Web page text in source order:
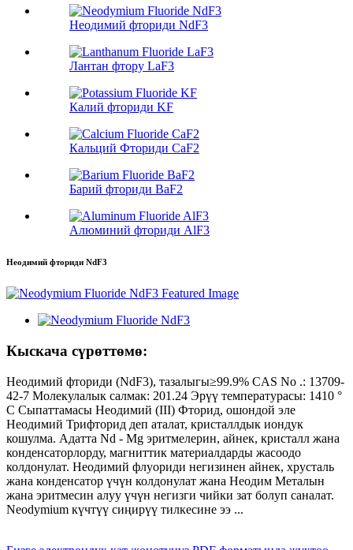
Неодимий фториди NdF3
Лантан фтору LaF3
Калий фториди KF
Кальций Фториди CaF2
Барий фториди BaF2
Алюминий фториди AlF3
Неодимий фториди NdF3
Кыскача сүрөттөмө:
Неодимий фториди (NdF3), тазалыгы≥99.9% CAS No .: 13709-
42-7 Молекулалык салмак: 201.24 Эрүү температурасы: 1410 °
C Сыпаттамасы Неодимий (III) Фторид, ошондой эле
Неодимий Трифторид деп аталат, кристаллдык иондук
кошулма. Адатта Nd - Mg эритмелерин, айнек, кристалл жана
конденсаторлорду, магниттик материалдарды жасоодо
колдонулат. Неодимий флуориди негизинен айнек, хрусталь
жана конденсатор үчүн колдонулат жана Неодим Металын
жана эритмесин алуу үчүн негизги чийки зат болуп саналат.
Neodymium күчтүү сиңирүү тилкесине ээ ...